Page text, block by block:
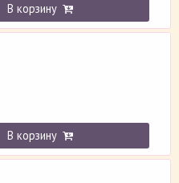
В корзину
В корзину